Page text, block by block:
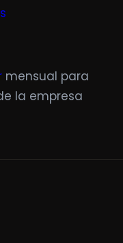
mensual para
la empresa